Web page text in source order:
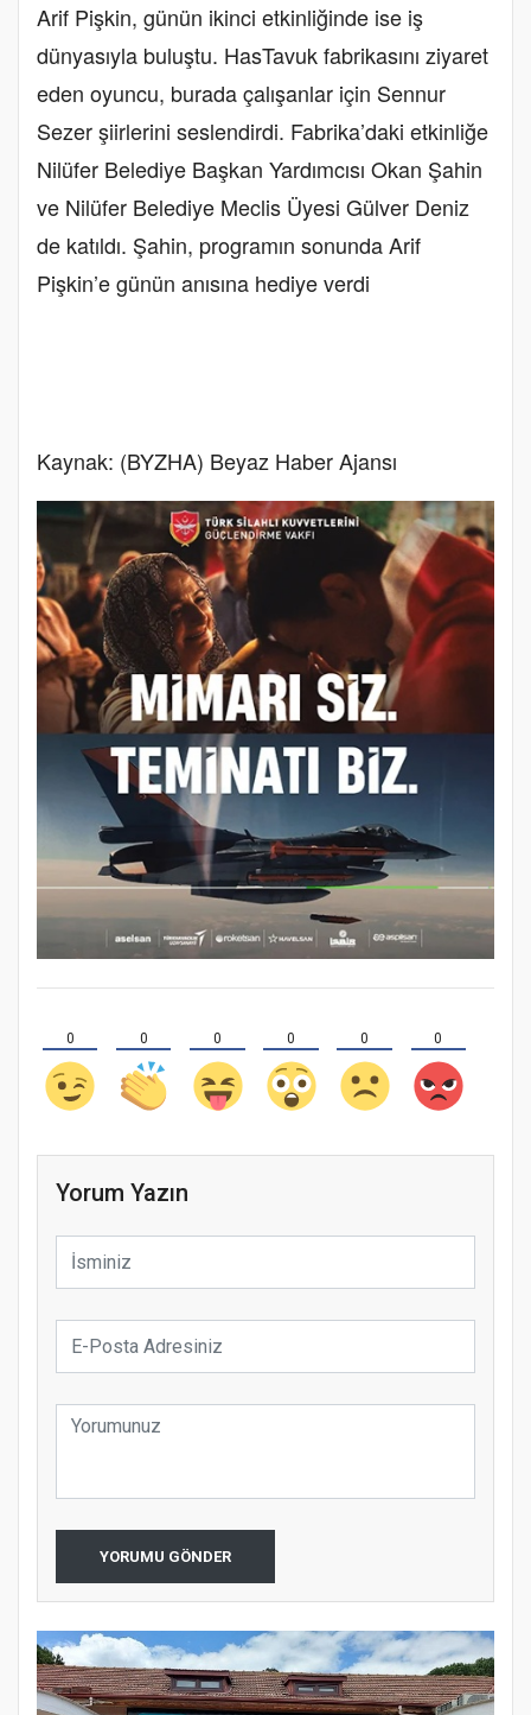
Arif Pişkin, günün ikinci etkinliğinde ise iş
dünyasıyla buluştu. HasTavuk fabrikasını ziyaret
eden oyuncu, burada çalışanlar için Sennur
Sezer şiirlerini seslendirdi. Fabrika’daki etkinliğe
Nilüfer Belediye Başkan Yardımcısı Okan Şahin
ve Nilüfer Belediye Meclis Üyesi Gülver Deniz
de katıldı. Şahin, programın sonunda Arif
Pişkin’e günün anısına hediye verdi
Kaynak: (BYZHA) Beyaz Haber Ajansı
0 0 0 0 0 0
Yorum Yazın
YORUMU GÖNDER